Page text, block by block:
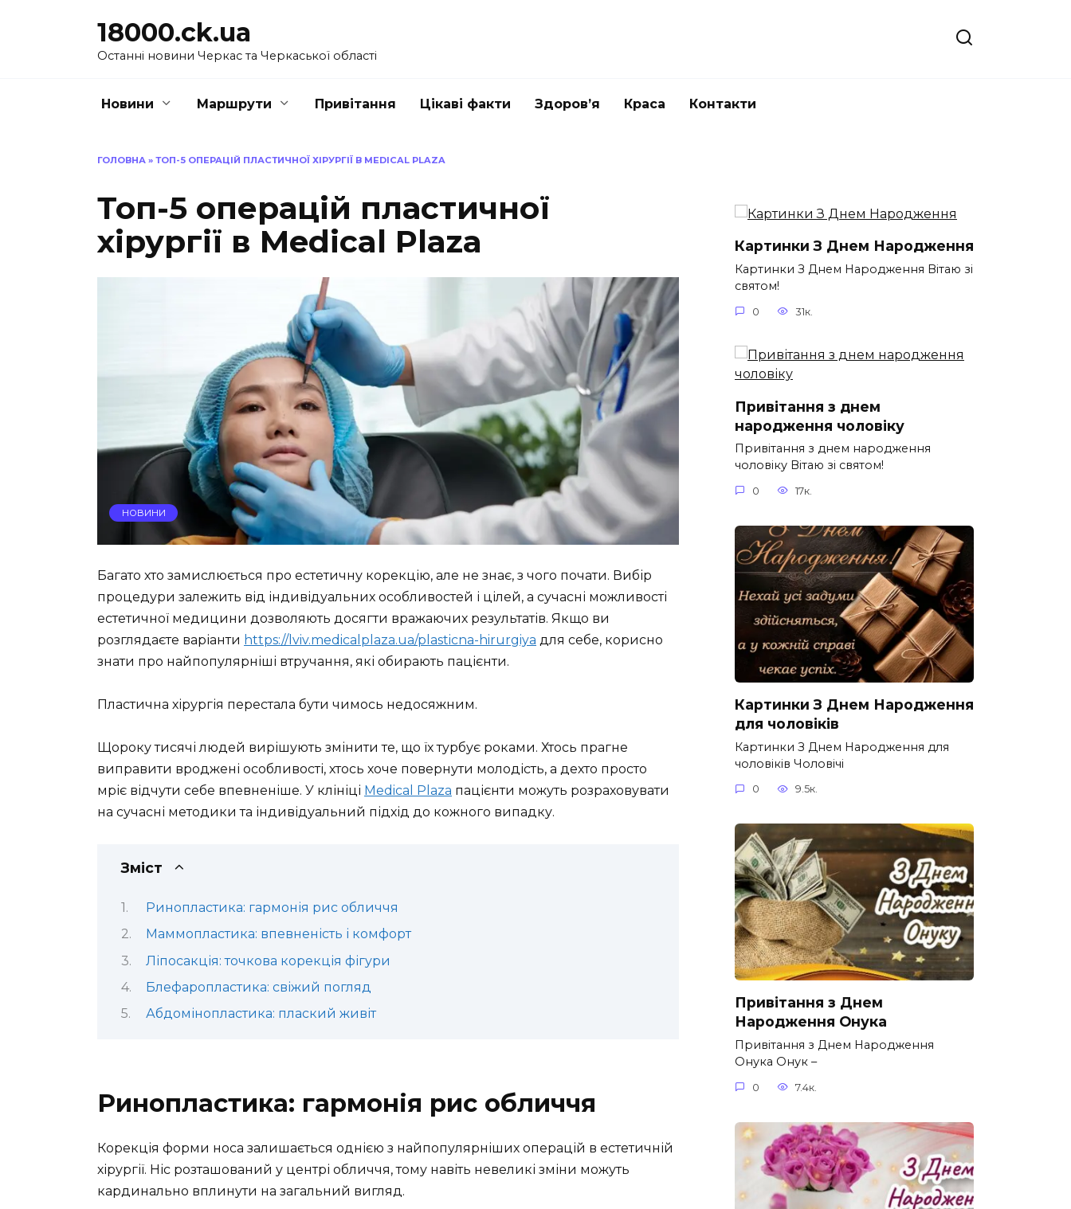
18000.ck.ua
Останні новини Черкас та Черкаської області
Новини Маршрути Привітання Цікаві факти Здоров’я Краса Контакти
ГОЛОВНА » ТОП-5 ОПЕРАЦІЙ ПЛАСТИЧНОЇ ХІРУРГІЇ В MEDICAL PLAZA
Топ-5 операцій пластичної
хірургії в Medical Plaza
НОВИНИ
Багато хто замислюється про естетичну корекцію, але не знає, з чого почати. Вибір
процедури залежить від індивідуальних особливостей і цілей, а сучасні можливості
естетичної медицини дозволяють досягти вражаючих результатів. Якщо ви
розглядаєте варіанти https://lviv.medicalplaza.ua/plasticna-hirurgiya для себе, корисно
знати про найпопулярніші втручання, які обирають пацієнти.
Пластична хірургія перестала бути чимось недосяжним.
Щороку тисячі людей вирішують змінити те, що їх турбує роками. Хтось прагне
виправити вроджені особливості, хтось хоче повернути молодість, а дехто просто
мріє відчути себе впевненіше. У клініці Medical Plaza пацієнти можуть розраховувати
на сучасні методики та індивідуальний підхід до кожного випадку.
Зміст
Ринопластика: гармонія рис обличчя
Маммопластика: впевненість і комфорт
Ліпосакція: точкова корекція фігури
Блефаропластика: свіжий погляд
Абдомінопластика: плаский живіт
Ринопластика: гармонія рис обличчя
Корекція форми носа залишається однією з найпопулярніших операцій в естетичній
хірургії. Ніс розташований у центрі обличчя, тому навіть невеликі зміни можуть
кардинально вплинути на загальний вигляд.
Картинки З Днем Народження
Картинки З Днем Народження Вітаю зі
святом!
0 31к.
Привітання з днем
народження чоловіку
Привітання з днем народження
чоловіку Вітаю зі святом!
0 17к.
Картинки З Днем Народження
для чоловіків​
Картинки З Днем Народження для
чоловіків​ Чоловічі
0 9.5к.
Привітання з Днем
Народження Онука
Привітання з Днем Народження
Онука Онук –
0 7.4к.